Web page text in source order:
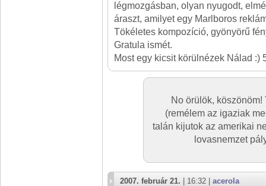
légmozgásban, olyan nyugodt,
áraszt, amilyet egy Marlboros
Tökéletes kompozíció, gyönyörű
Gratula ismét.
Most egy kicsit körülnézek Nálad :)
No örülök,
(remélem az igaziak
talán kijutok az amerikai
lovasnemzet
2007. február 21. | 16:32 | acerola